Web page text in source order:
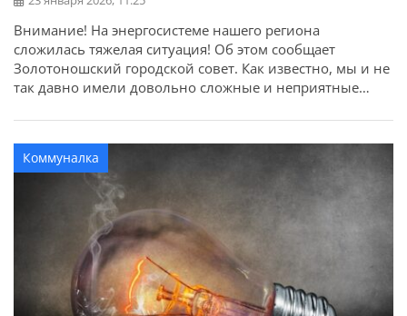
Внимание! На энергосистеме нашего региона
сложилась тяжелая ситуация! Об этом сообщает
Золотоношский городской совет. Как известно, мы и не
так давно имели довольно сложные и неприятные
удара врага – имеем аварийные отключения! Вчера
часть Золотоношской громады фактически находилась
в полном блекауте. Критическая инфраструктура в
течение дня была переведена на […]
Коммуналка